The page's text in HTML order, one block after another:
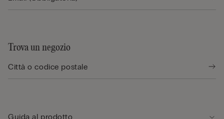
Trova un negozio
Guida al prodotto